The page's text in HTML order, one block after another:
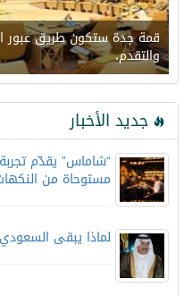
قمة جدة ستكون طريق عبور
والتقدم،
جديد الأخبار
“شاماس” يقدّم
مستوحاة من النكهات
لماذا يبقى